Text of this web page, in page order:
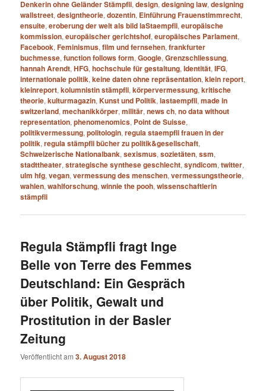
Denkerin ohne Geländer Stämpfli,design,designing law,designing
wallstreet,designtheorie,dozentin, Einführung Frauenstimmrecht,
ensuite,eroberung der welt als bild laStaempfli,europäische
kommission,europäischer gerichtshof,europäisches Parlament,
Facebook,Feminismus,film und fernsehen,frankfurter
buchmesse,function follows form,Google,Grenzschliessung,
hannah Arendt,HFG,hochschule für gestaltung,Identität,IFG,
internationale politik,keine daten ohne repräsentation,klein report,
kleinreport,kolumnistin stämpfli,körpervermessung,kritische
theorie,kulturmagazin,Kunst und Politik,lastaempfli,made in
switzerland,mechanikkörper,militär,news ch,no data without
representation,phenomenomics, Point de Suisse,
politikvermessung,politologin,regula staempfli frauen in der
politik,regula stämpfli bücher zu politik&gesellschaft,
Schweizerische Nationalbank,sexismus,sozietäten,ssm,
stadttheater,strategische synthese geschlecht,syndicom,twitter,
ulm hfg,vegan,vermessung des menschen,vermessungstheorie,
wahlen,wahlforschung,winnie the pooh,wissenschaftlerin
stämpfli
Regula Stämpfli fragt Inge
Belle von Terre des Femmes
Deutschland: Ein Gespräch
über Politik, Gewalt und
Prostitution in der Basler
Zeitung
Veröffentlicht am3. August 2018